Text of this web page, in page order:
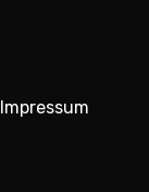
Impressum